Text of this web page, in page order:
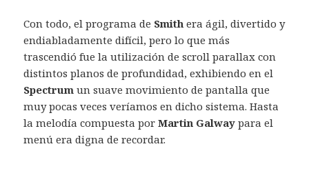
Con todo, el programa de Smithera ágil, divertido y
endiabladamente difícil, pero lo que más
trascendió fue la utilización de scroll parallax con
distintos planos de profundidad, exhibiendo en el
Spectrumun suave movimiento de pantalla que
muy pocas veces veríamos en dicho sistema. Hasta
la melodía compuesta porMartin Galway para el
menú era digna de recordar.